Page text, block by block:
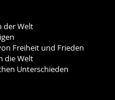
Welt
und Frieden
Welt